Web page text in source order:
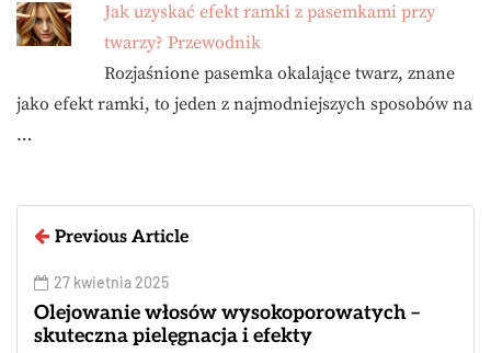
Jak uzyskać efekt ramki z pasemkami przy
twarzy? Przewodnik
Rozjaśnione pasemka okalające twarz, znane
jako efekt ramki, to jeden z najmodniejszych sposobów na
…
Previous Article
27 kwietnia 2025
Olejowanie włosów wysokoporowatych –
skuteczna pielęgnacja i efekty